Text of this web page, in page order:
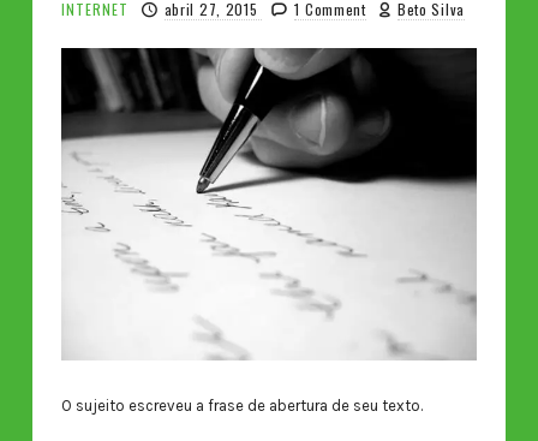
INTERNET abril 27, 2015 1 Comment Beto Silva
O sujeito escreveu a frase de abertura de seu texto.